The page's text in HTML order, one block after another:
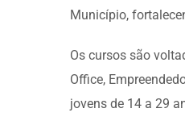
Município,
Os cursos são
Office,
jovens de 14 a 29